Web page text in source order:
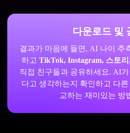
다운로드 및
결과가 마음에 들면, AI 나이 추
하고 TikTok, Instagram, 스토
직접 친구들과 공유하세요. AI가
다고 생각하는지 확인하고 다른
교하는 재미있는 방